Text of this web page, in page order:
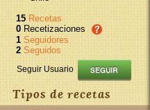
15 Recetas
0Recetizaciones
1 Seguidores
2 Seguidos
Seguir Usuario
Tipos de recetas